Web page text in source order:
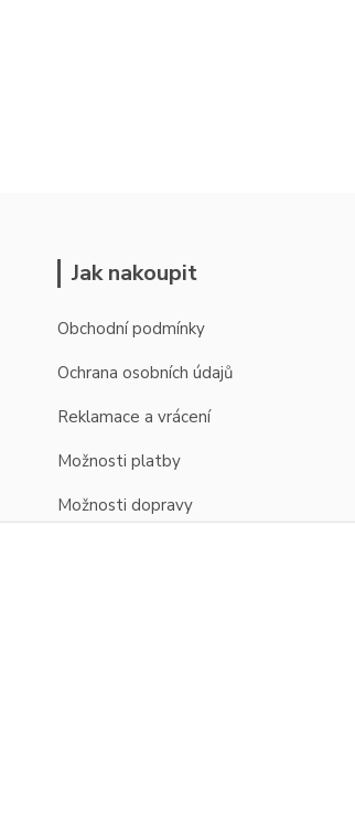
Jak nakoupit
Obchodní podmínky
Ochrana osobních údajů
Reklamace a vrácení
Možnosti platby
Možnosti dopravy